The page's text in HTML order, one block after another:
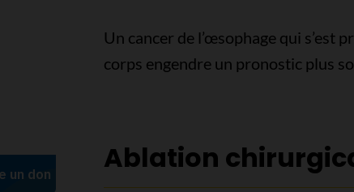
Un cancer de l’œsophage qui s’est
corps engendre un pronostic plus
Ablation